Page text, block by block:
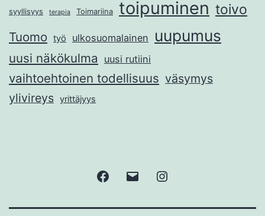
syyllisyys terapia Toimariina toipuminen toivo
Tuomo työ ulkosuomalainen uupumus
uusi näkökulma uusi rutiini
vaihtoehtoinen todellisuus väsymys
ylivireys yrittäjyys
FacebookSähköposti